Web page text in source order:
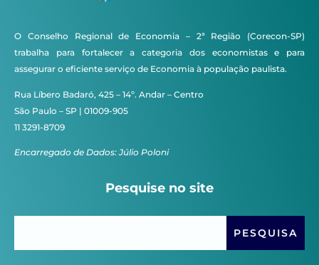
O Conselho Regional de Economia – 2ª Região (Corecon-SP)
trabalha para fortalecer a categoria dos economistas e para
assegurar o eficiente serviço de Economia à população paulista.
Rua Líbero Badaró, 425 – 14º. Andar – Centro
São Paulo – SP | 01009-905
11 3291-8709
Encarregado de Dados: Júlio Poloni
Pesquise no site